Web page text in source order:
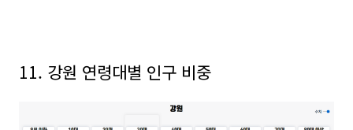
11. 강원 연령대별 인구 비중